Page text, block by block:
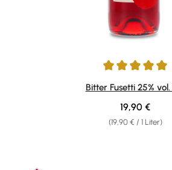
Durchschnittliche Bewertung von 5
Bitter Fusetti 25% vol.
(19,90 € / 1 Liter)
Regulärer
19,90 €